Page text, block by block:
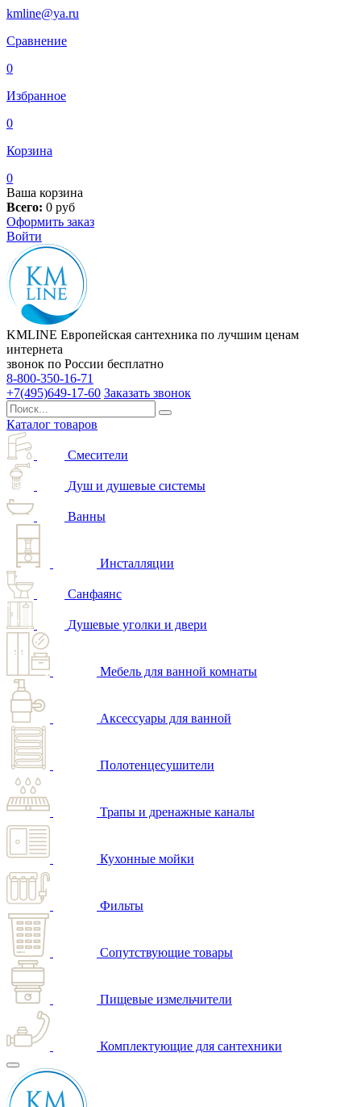
kmline@ya.ru
Сравнение
0
Избранное
0
Корзина
0
Ваша корзина
Всего: 0 руб
Оформить заказ
Войти
KMLINE Европейская сантехника по лучшим ценам
интернета
звонок по России бесплатно
8-800-350-16-71
+7(495)649-17-60 Заказать звонок
Каталог товаров
Смесители
Душ и душевые системы
Ванны
Инсталляции
Санфаянс
Душевые уголки и двери
Мебель для ванной комнаты
Аксессуары для ванной
Полотенцесушители
Трапы и дренажные каналы
Кухонные мойки
Фильты
Сопутствующие товары
Пищевые измельчители
Комплектующие для сантехники